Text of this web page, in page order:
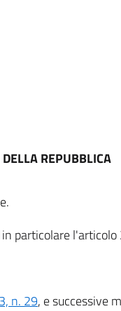
REPUBBLICA
in particolare l'articolo
n. 29, e successive